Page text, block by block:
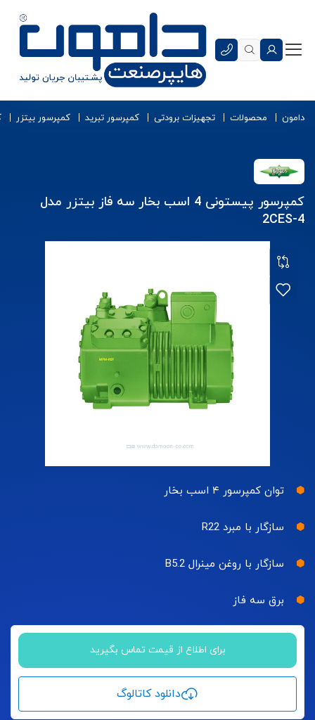
دامون محصولات تجهیزات برودتی کمپرسور تبرید کمپرسور بیتزر
کمپرسور پیستونی 4 اسب بخار سه فاز بیتزر مدل
2CES-4
توان کمپرسور ۴ اسب بخار
سازگار با مبرد R22
سازگار با روغن مینرال B5.2
برق سه فاز
برای اطلاع از قیمت تماس بگیرید
دانلود کاتالوگ